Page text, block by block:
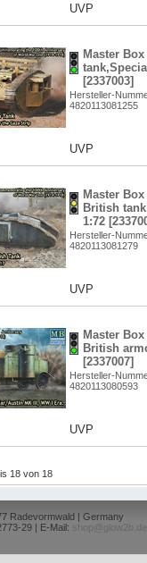
UVP
Master
[2337003]
Hersteller-
4820113081255
UVP
Master
British
1:72
Hersteller-
4820113081279
UVP
Master
British
[2337007]
Hersteller-
4820113080593
UVP
18 von 18
Radevormwald | Germany
29 | E-Mail:
shop@glow2b.de